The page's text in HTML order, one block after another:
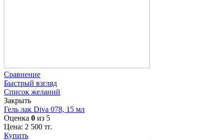
Сравнение
Быстрый взгляд
Список желаний
Закрыть
Гель лак Diva 078, 15 мл
Оценка 0 из 5
Цена: 2 500 тг.
Купить